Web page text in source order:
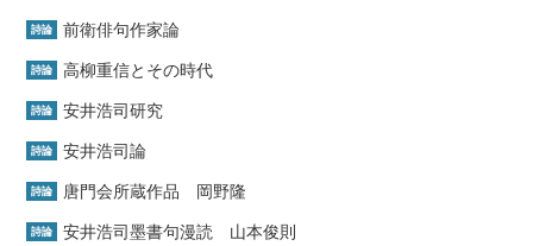
詩論 前衛俳句作家論
詩論 高柳重信とその時代
詩論 安井浩司研究
詩論 安井浩司論
詩論 唐門会所蔵作品 岡野隆
詩論 安井浩司墨書句漫読 山本俊則